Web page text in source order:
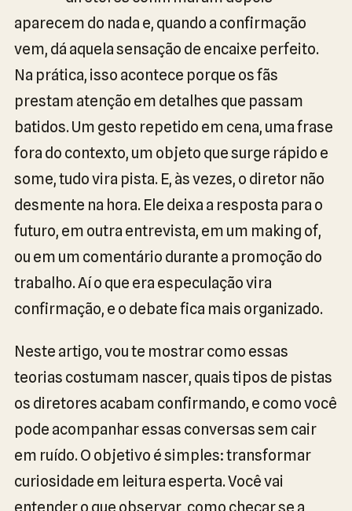
aparecem do nada e, quando a confirmação
vem, dá aquela sensação de encaixe perfeito.
Na prática, isso acontece porque os fãs
prestam atenção em detalhes que passam
batidos. Um gesto repetido em cena, uma frase
fora do contexto, um objeto que surge rápido e
some, tudo vira pista. E, às vezes, o diretor não
desmente na hora. Ele deixa a resposta para o
futuro, em outra entrevista, em um making of,
ou em um comentário durante a promoção do
trabalho. Aí o que era especulação vira
confirmação, e o debate fica mais organizado.
Neste artigo, vou te mostrar como essas
teorias costumam nascer, quais tipos de pistas
os diretores acabam confirmando, e como você
pode acompanhar essas conversas sem cair
em ruído. O objetivo é simples: transformar
curiosidade em leitura esperta. Você vai
entender o que observar, como checar se a